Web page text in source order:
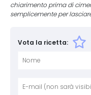
chiarimento prima di
semplicemente per
Vota la ricetta: